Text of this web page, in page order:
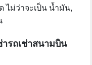
ไม่ว่าจะเป็น น้ำมัน,
ารถเช่าสนามบิน